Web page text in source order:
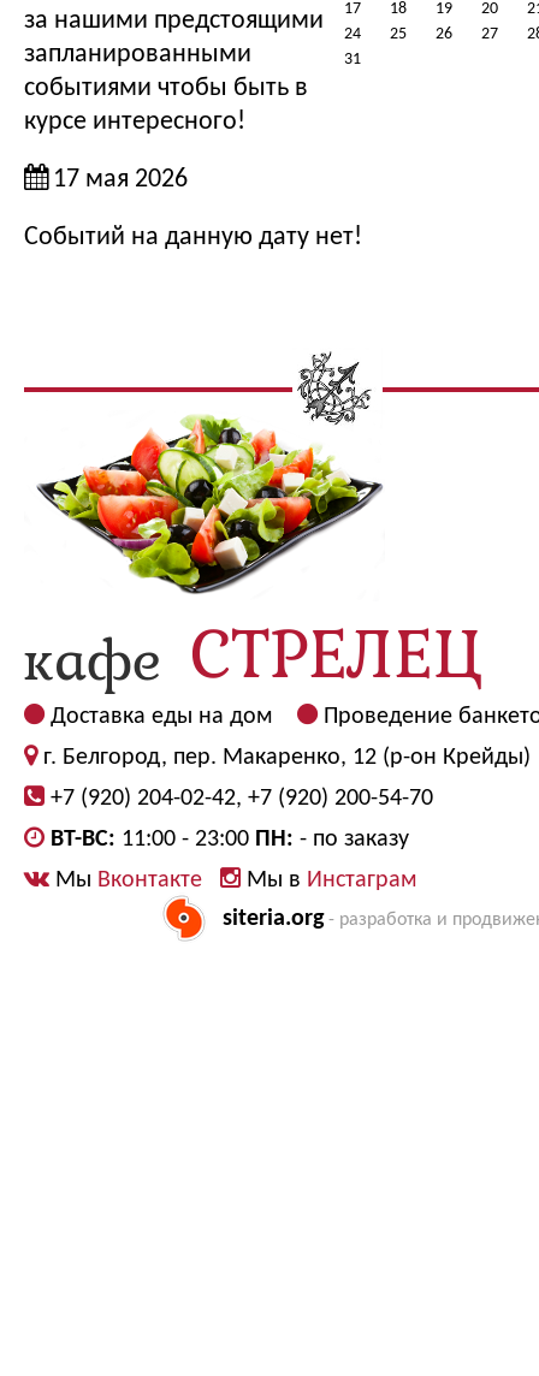
17
18 19 20
24
25 26 27
31
за нашими предстоящими
запланированными
событиями чтобы быть в
курсе интересного!
17 мая 2026
Событий на данную дату нет!
Доставка еды на дом
Проведение
г. Белгород, пер. Макаренко, 12 (р-он Крейды)
+7 (920) 204-02-42, +7 (920) 200-54-70
ВТ-ВС: 11:00 - 23:00 ПН: - по заказу
Мы Вконтакте Мы в Инстаграм
siteria.org- разработка и